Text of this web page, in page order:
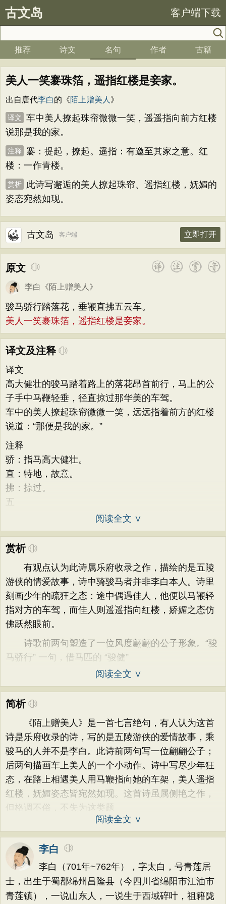
古文岛 客户端下载
推荐 诗文 名句 作者 古籍
美人一笑褰珠箔，遥指红楼是妾家。
出自唐代李白的《陌上赠美人 》
译文
车中美人撩起珠帘微微一笑，遥遥指向前方红楼
说那是我的家。
注释
褰：提起，撩起。遥指：有邀至其家之意。红
楼：一作青楼。
赏析
此诗写邂逅的美人撩起珠帘、遥指红楼，妩媚的
姿态宛然如现。
古文岛 客户端 立即打开
原文
李白 《陌上赠美人 》
骏马骄行踏落花，垂鞭直拂五云车。
美人一笑褰珠箔，遥指红楼是妾家。
译文及注释
译文
高大健壮的骏马踏着路上的落花昂首前行，马上的公
子手中马鞭轻垂，径直掠过那华美的车驾。
车中的美人撩起珠帘微微一笑，远远指着前方的红楼
说道：“那便是我的家。”
注释
骄：指马高大健壮。
直：特地，故意。
拂：掠过。
五
阅读全文 ∨
赏析
有观点认为此诗属乐府收录之作，描绘的是五陵
游侠的情爱故事，诗中骑骏马者并非李白本人。诗里
刻画少年的疏狂之态：途中偶遇佳人，他便以马鞭轻
指对方的车驾，而佳人则遥遥指向红楼，娇媚之态仿
佛跃然眼前。
诗歌前两句塑造了一位风度翩翩的公子形象。“骏
马骄行” 一句，借马匹的 “骏健”
阅读全文 ∨
简析
《陌上赠美人》是一首七言绝句，有人认为这首
诗是乐府收录的诗，写的是五陵游侠的爱情故事，乘
骏马的人并不是李白。此诗前两句写一位翩翩公子；
后两句描画车上美人的一个小动作。诗中写尽少年狂
态，在路上相遇美人用马鞭指向她的车架，美人遥指
红楼，妩媚姿态皆宛然如现。这首诗虽属侧艳之作，
但格调不俗，不失为这类题
阅读全文 ∨
李白
李白（701年~762年），字太白，号青莲居
士，出生于蜀郡绵州昌隆县（今四川省绵阳市江油市
青莲镇），一说山东人，一说生于西域碎叶，祖籍陇